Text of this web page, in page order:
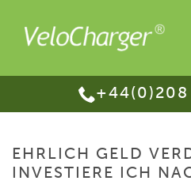
EHRLICH GELD
INVESTIERE ICH